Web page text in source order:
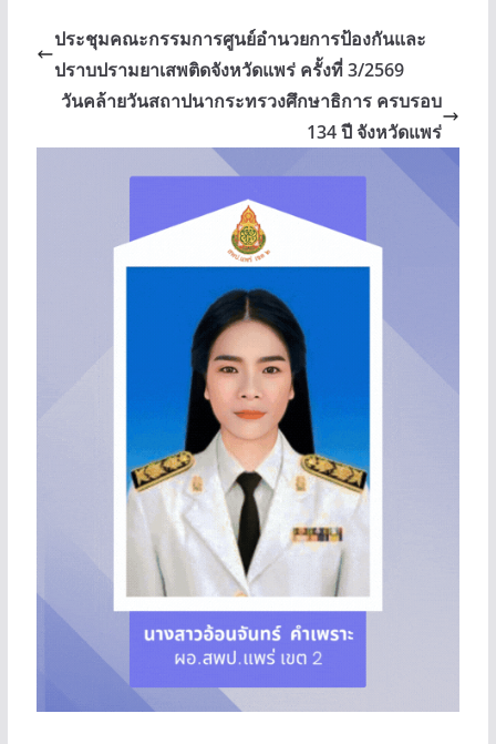
ประชุมคณะกรรมการศูนย์อำนวยการป้องกันและ
ปราบปรามยาเสพติดจังหวัดแพร่ ครั้งที่ 3/2569
วันคล้ายวันสถาปนากระทรวงศึกษาธิการ ครบรอบ
134 ปี จังหวัดแพร่